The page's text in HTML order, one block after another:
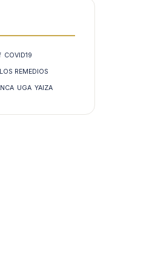
COVID19
LOS REMEDIOS
UGA YAIZA